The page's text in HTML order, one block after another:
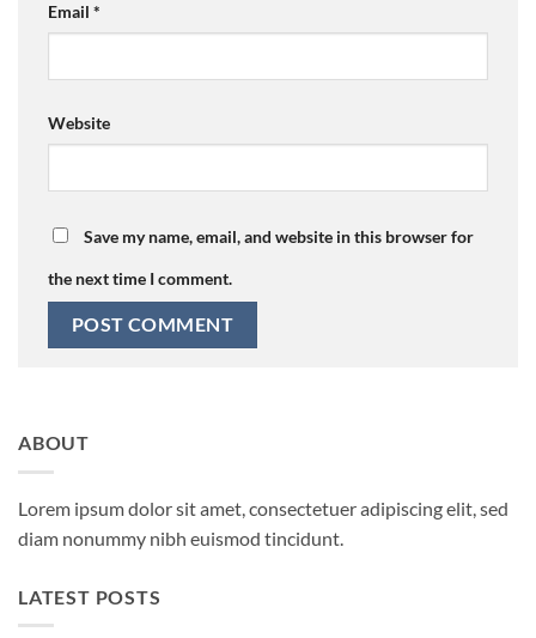
Email *
Website
Save my name, email, and website in this browser for
the next time I comment.
ABOUT
Lorem ipsum dolor sit amet, consectetuer adipiscing elit, sed
diam nonummy nibh euismod tincidunt.
LATEST POSTS